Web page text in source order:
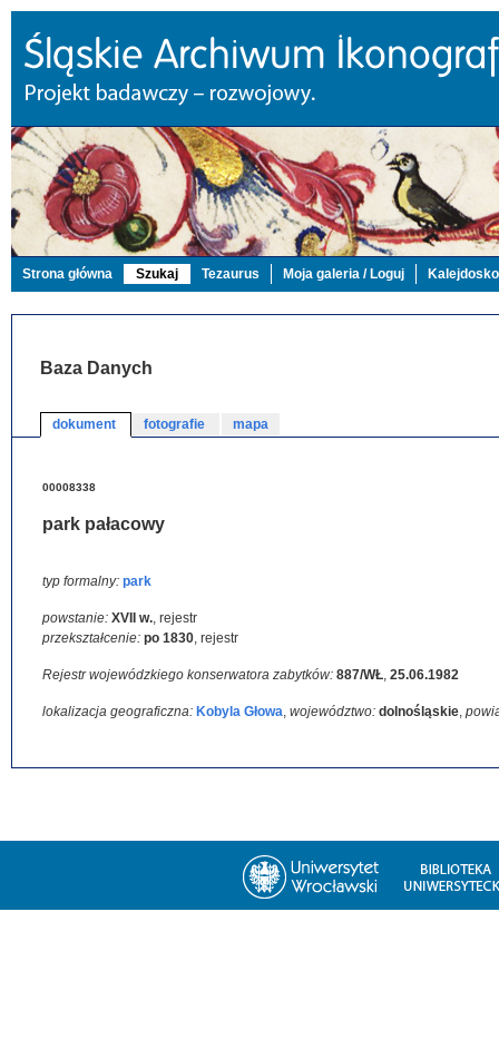
Strona główna Szukaj Tezaurus Moja galeria / Loguj
Baza Danych
dokument fotografie mapa
00008338
park pałacowy
typ formalny: park
powstanie: XVII w., rejestr
przekształcenie: po 1830, rejestr
Rejestr wojewódzkiego konserwatora zabytków: 887/WŁ, 25.06.1982
lokalizacja geograficzna: Kobyla Głowa, województwo: dolnośląskie,